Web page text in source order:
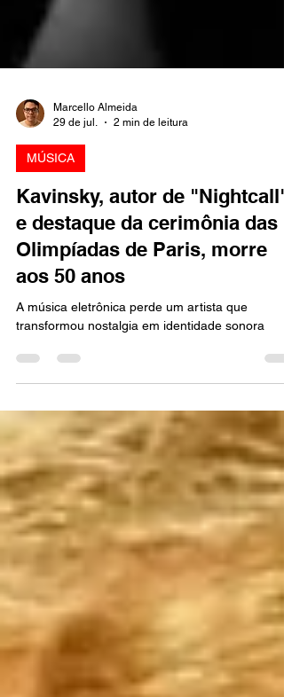
Marcello Almeida
MÚSICA
Kavinsky, autor de "Nightcall"
e destaque da cerimônia das
Olimpíadas de Paris, morre
aos 50 anos
A música eletrônica perde um artista que
transformou nostalgia em identidade sonora